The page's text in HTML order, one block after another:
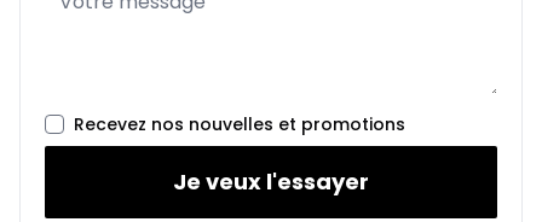
Recevez nos nouvelles et promotions
Je veux l'essayer